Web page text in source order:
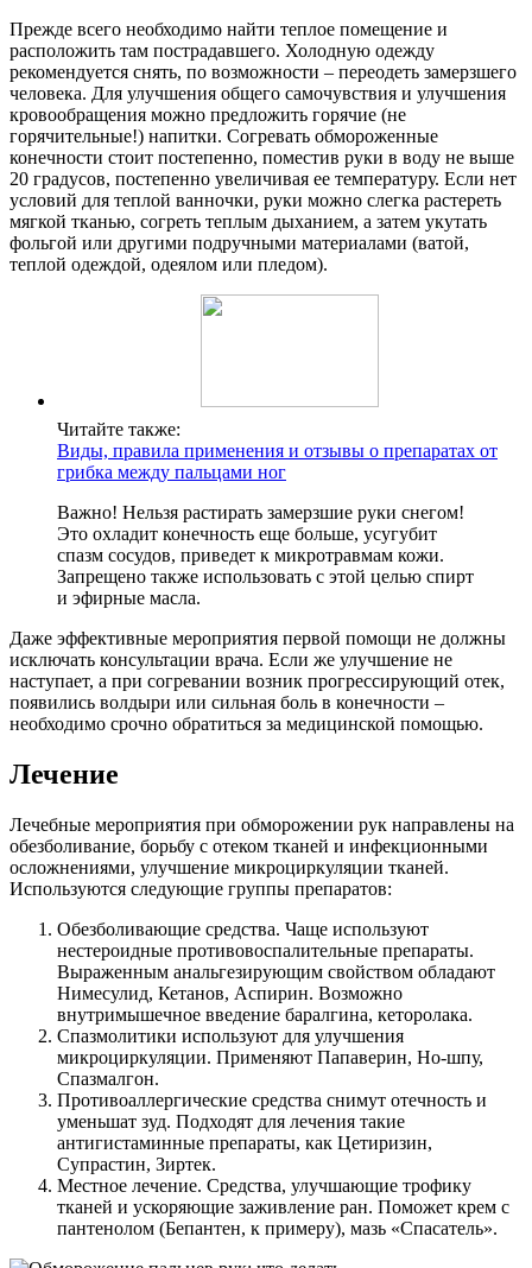
Прежде всего необходимо найти теплое помещение и
расположить там пострадавшего. Холодную одежду
рекомендуется снять, по возможности – переодеть замерзшего
человека. Для улучшения общего самочувствия и улучшения
кровообращения можно предложить горячие (не
горячительные!) напитки. Согревать обмороженные
конечности стоит постепенно, поместив руки в воду не выше
20 градусов, постепенно увеличивая ее температуру. Если нет
условий для теплой ванночки, руки можно слегка растереть
мягкой тканью, согреть теплым дыханием, а затем укутать
фольгой или другими подручными материалами (ватой,
теплой одеждой, одеялом или пледом).
Читайте также:
Виды, правила применения и отзывы о препаратах от
грибка между пальцами ног
Важно! Нельзя растирать замерзшие руки снегом!
Это охладит конечность еще больше, усугубит
спазм сосудов, приведет к микротравмам кожи.
Запрещено также использовать с этой целью спирт
и эфирные масла.
Даже эффективные мероприятия первой помощи не должны
исключать консультации врача. Если же улучшение не
наступает, а при согревании возник прогрессирующий отек,
появились волдыри или сильная боль в конечности –
необходимо срочно обратиться за медицинской помощью.
Лечение
Лечебные мероприятия при обморожении рук направлены на
обезболивание, борьбу с отеком тканей и инфекционными
осложнениями, улучшение микроциркуляции тканей.
Используются следующие группы препаратов:
Обезболивающие средства. Чаще используют
нестероидные противовоспалительные препараты.
Выраженным анальгезирующим свойством обладают
Нимесулид, Кетанов, Аспирин. Возможно
внутримышечное введение баралгина, кеторолака.
Спазмолитики используют для улучшения
микроциркуляции. Применяют Папаверин, Но-шпу,
Спазмалгон.
Противоаллергические средства снимут отечность и
уменьшат зуд. Подходят для лечения такие
антигистаминные препараты, как Цетиризин,
Супрастин, Зиртек.
Местное лечение. Средства, улучшающие трофику
тканей и ускоряющие заживление ран. Поможет крем с
пантенолом (Бепантен, к примеру), мазь «Спасатель».